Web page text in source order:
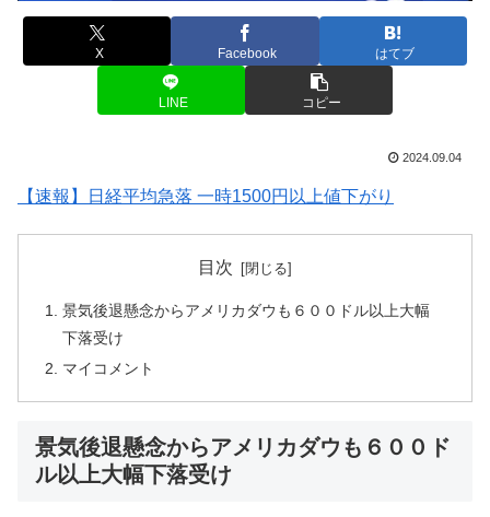
X Facebook はてブ
LINE コピー
2024.09.04
【速報】日経平均急落 一時1500円以上値下がり
目次
景気後退懸念からアメリカダウも６００ドル以上大幅
下落受け
マイコメント
景気後退懸念からアメリカダウも６００ド
ル以上大幅下落受け